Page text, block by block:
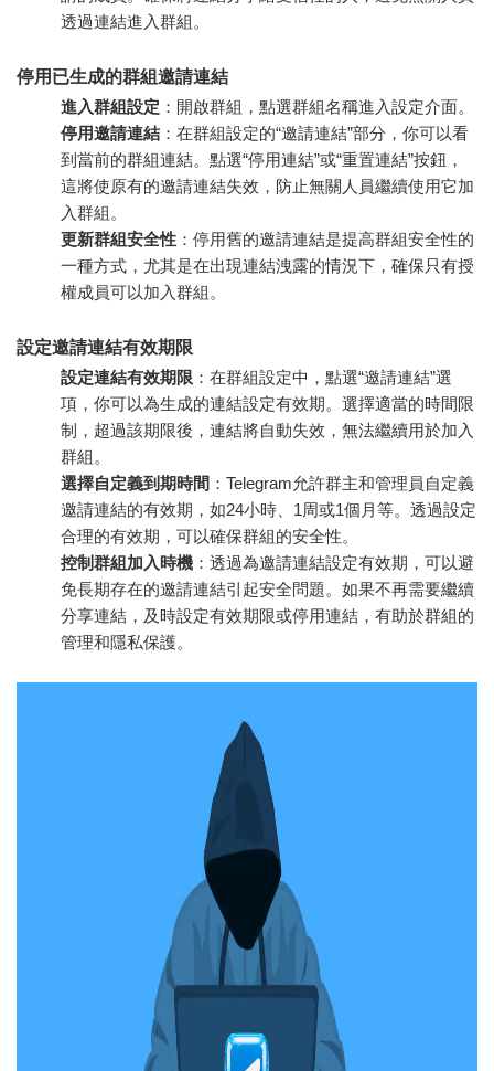
透過連結進入群組。
停用已生成的群組邀請連結
進入群組設定 ：開啟群組，點選群組名稱進入設定介面。
停用邀請連結 ：在群組設定的“邀請連結”部分，你可以看
到當前的群組連結。點選“停用連結”或“重置連結”按鈕，
這將使原有的邀請連結失效，防止無關人員繼續使用它加
入群組。
更新群組安全性 ：停用舊的邀請連結是提高群組安全性的
一種方式，尤其是在出現連結洩露的情況下，確保只有授
權成員可以加入群組。
設定邀請連結有效期限
設定連結有效期限 ：在群組設定中，點選“邀請連結”選
項，你可以為生成的連結設定有效期。選擇適當的時間限
制，超過該期限後，連結將自動失效，無法繼續用於加入
群組。
選擇自定義到期時間 ：Telegram允許群主和管理員自定義
邀請連結的有效期，如24小時、1周或1個月等。透過設定
合理的有效期，可以確保群組的安全性。
控制群組加入時機 ：透過為邀請連結設定有效期，可以避
免長期存在的邀請連結引起安全問題。如果不再需要繼續
分享連結，及時設定有效期限或停用連結，有助於群組的
管理和隱私保護。